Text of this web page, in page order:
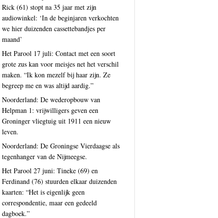
Rick (61) stopt na 35 jaar met zijn
audiowinkel: ‘In de beginjaren verkochten
we hier duizenden cassettebandjes per
maand’
Het Parool 17 juli: Contact met een soort
grote zus kan voor meisjes net het verschil
maken. “Ik kon mezelf bij haar zijn. Ze
begreep me en was altijd aardig.”
Noorderland: De wederopbouw van
Helpman 1: vrijwilligers geven een
Groninger vliegtuig uit 1911 een nieuw
leven.
Noorderland: De Groningse Vierdaagse als
tegenhanger van de Nijmeegse.
Het Parool 27 juni: Tineke (69) en
Ferdinand (76) stuurden elkaar duizenden
kaarten: “Het is eigenlijk geen
correspondentie, maar een gedeeld
dagboek.”